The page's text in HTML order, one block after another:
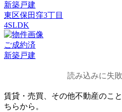
新築戸建
東区保田窪3丁目
4SLDK
ご成約済
新築戸建
読み込みに失
賃貸・売買、その他不動産のこ
ちらから。